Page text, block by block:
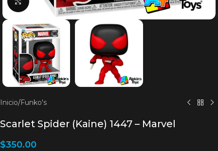
Inicio/Funko's
Scarlet Spider (Kaine) 1447 – Marvel
$350.00